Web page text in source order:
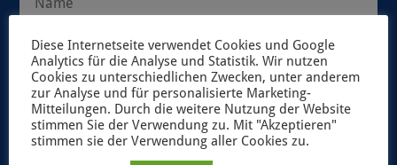
JETZT ANMELDEN
Diese Internetseite verwendet Cookies und Google
Analytics für die Analyse und Statistik. Wir nutzen
Cookies zu unterschiedlichen Zwecken, unter anderem
zur Analyse und für personalisierte Marketing-
Mitteilungen. Durch die weitere Nutzung der Website
stimmen Sie der Verwendung zu. Mit "Akzeptieren"
stimmen sie der Verwendung aller Cookies zu.